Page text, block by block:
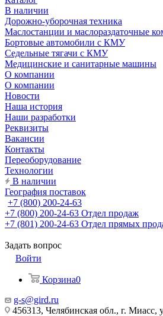
В наличии
Дорожно-уборочная техника
Маслостанции и маслораздаточные
Бортовые автомобили с КМУ
Седельные тягачи с КМУ
Медицинские и санитарные машины
О компании
О компании
Новости
Наша история
Наши разработки
Реквизиты
Вакансии
Контакты
Переоборудование
Технологии
В наличии
География поставок
+7 (800) 200-24-63
+7 (800) 200-24-63 Отдел продаж
+7 (801) 200-24-63 Отдел прямых
Задать вопрос
Войти
Корзина0
g-s@gird.ru
456313, Челябинская обл., г. Миасс,